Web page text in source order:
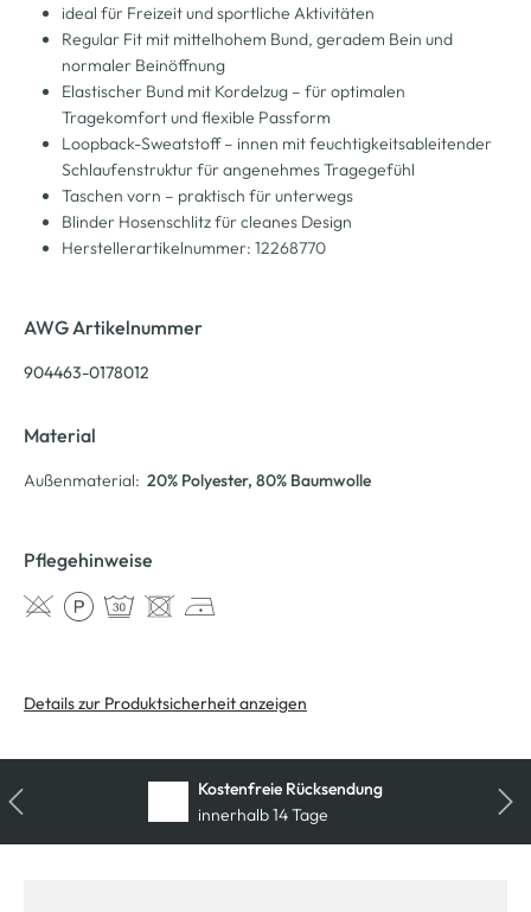
ideal für Freizeit und sportliche Aktivitäten
Regular Fit mit mittelhohem Bund, geradem Bein und
normaler Beinöffnung
Elastischer Bund mit Kordelzug – für optimalen
Tragekomfort und flexible Passform
Loopback-Sweatstoff – innen mit feuchtigkeitsableitender
Schlaufenstruktur für angenehmes Tragegefühl
Taschen vorn – praktisch für unterwegs
Blinder Hosenschlitz für cleanes Design
Herstellerartikelnummer: 12268770
AWG Artikelnummer
904463-0178012
Material
Außenmaterial: 20% Polyester, 80% Baumwolle
Pflegehinweise
Details zur Produktsicherheit anzeigen
Kostenfreie Rücksendung
innerhalb 14 Tage